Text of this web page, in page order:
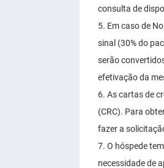
consulta de
5. Em caso de
sinal (30% do
serão
efetivação da
6. As cartas de
(CRC). Para
fazer a
7. O hóspede
necessidade de